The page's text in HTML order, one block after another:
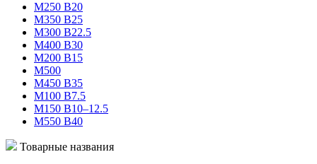
М250 В20
М350 В25
М300 В22.5
М400 В30
М200 В15
М500
М450 В35
М100 В7.5
М150 В10–12.5
М550 В40
Товарные названия